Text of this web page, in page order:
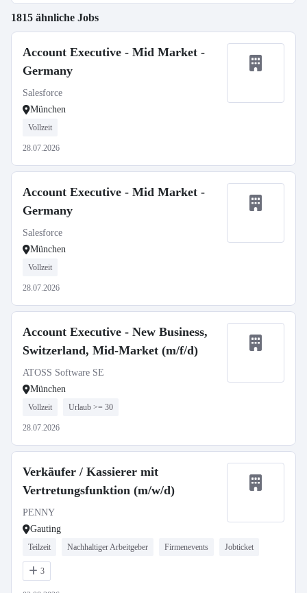
1815 ähnliche Jobs
Account Executive - Mid Market -
Germany
Salesforce
München
Vollzeit
28.07.2026
Account Executive - Mid Market -
Germany
Salesforce
München
Vollzeit
28.07.2026
Account Executive - New Business,
Switzerland, Mid-Market (m/f/d)
ATOSS Software SE
München
Vollzeit Urlaub >= 30
28.07.2026
Verkäufer / Kassierer mit
Vertretungsfunktion (m/w/d)
PENNY
Gauting
Teilzeit Nachhaltiger Arbeitgeber Firmenevents Jobticket
3